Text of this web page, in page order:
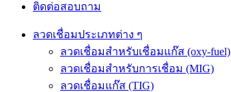
ติดต่อสอบถาม
ลวดเชื่อมประเภทต่าง ๆ
ลวดเชื่อมสำหรับเชื่อมแก๊ส (oxy-fuel)
ลวดเชื่อมสำหรับการเชื่อม (MIG)
ลวดเชื่อมแก๊ส (TIG)